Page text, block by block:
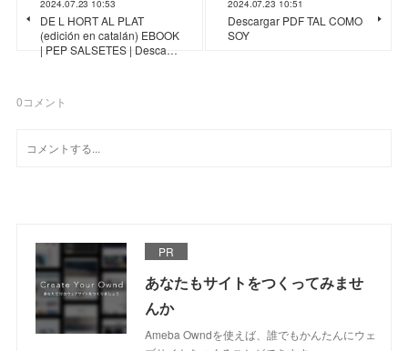
2024.07.23 10:53
DE L HORT AL PLAT
(edición en catalán) EBOOK
| PEP SALSETES | Desca…
2024.07.23 10:51
Descargar PDF TAL COMO
SOY
0コメント
PR
あなたもサイトをつくってみませ
んか
Ameba Owndを使えば、誰でもかんたんにウェ